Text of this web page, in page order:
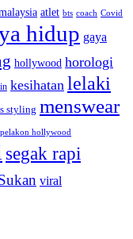
atlet bts coach Covid
hidup gaya
hollywood horologi
kesihatan lelaki
styling menswear
pelakon hollywood
segak rapi
viral